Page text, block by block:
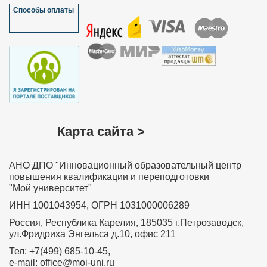
Мазулёва Ольга Ивановна, учитель
математики МОУ “Петропавловская
основная общеобразовательная школа”
Краснозерского района Новосибирской
области
Хочу выразить слова благодарности всем, кто
необходимы в повседневной преподавательской
Вашем курсе, будет очень полезна в моей
сказать, что все знания и теоретические навыки,
представленные в этом курсе, будут применяться
мной на практике в полном объеме. Я буду рада
принять участие в новых курсах, которые вы будете
Забелина Ирина Рашитовна,
преподаватель профессиональной
подготовки – профессионального
обучения рабочих и служащих по
программе «Продавец
Способы оплаты
Карта сайта >
АНО ДПО "Инновационный образовательный центр
повышения квалификации и переподготовки
"Мой университет"
ИНН 1001043954, ОГРН 1031000006289
Россия, Республика Карелия, 185035 г.Петрозаводск,
ул.Фридриха Энгельса д.10, офис 211
Тел: +7(499) 685-10-45,
e-mail: office@moi-uni.ru